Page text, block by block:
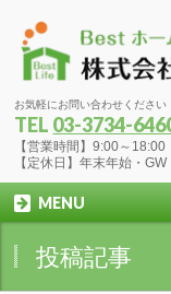
お気軽にお問い合わせください
TEL 03-3734-
【営業時間】9:00～18:00
【定休日】年末年始・GW
MENU
投稿記事